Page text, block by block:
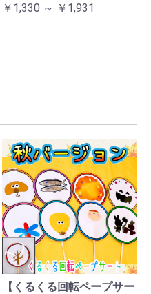
￥1,330 ～ ￥1,931
【くるくる回転ペープサー